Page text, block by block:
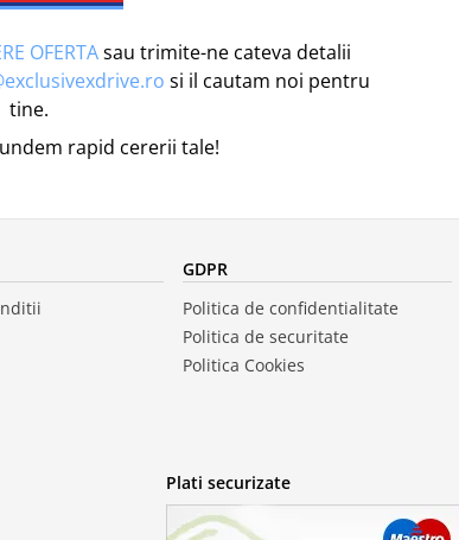
OFERTAsau trimite-ne cateva detalii
si il cautam noi pentru
tine.
rapid cererii tale!
GDPR
Politica de confidentialitate
Politica de securitate
Politica Cookies
Plati securizate